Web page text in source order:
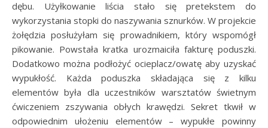
dębu. Użyłkowanie liścia stało się pretekstem do
wykorzystania stopki do naszywania sznurków. W projekcie
żołędzia posłużyłam się prowadnikiem, który wspomógł
pikowanie. Powstała kratka urozmaiciła fakturę poduszki.
Dodatkowo można podłożyć ocieplacz/owatę aby uzyskać
wypukłość. Każda poduszka składająca się z kilku
elementów była dla uczestników warsztatów świetnym
ćwiczeniem zszywania obłych krawędzi. Sekret tkwił w
odpowiednim ułożeniu elementów – wypukłe powinny